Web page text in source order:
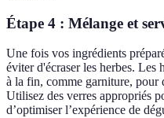
Étape 4 : Mélange et
Une fois vos ingrédients
éviter d'écraser les herbes. Les
à la fin, comme garniture, pour
Utilisez des verres appropriés
d’optimiser l’expérience de